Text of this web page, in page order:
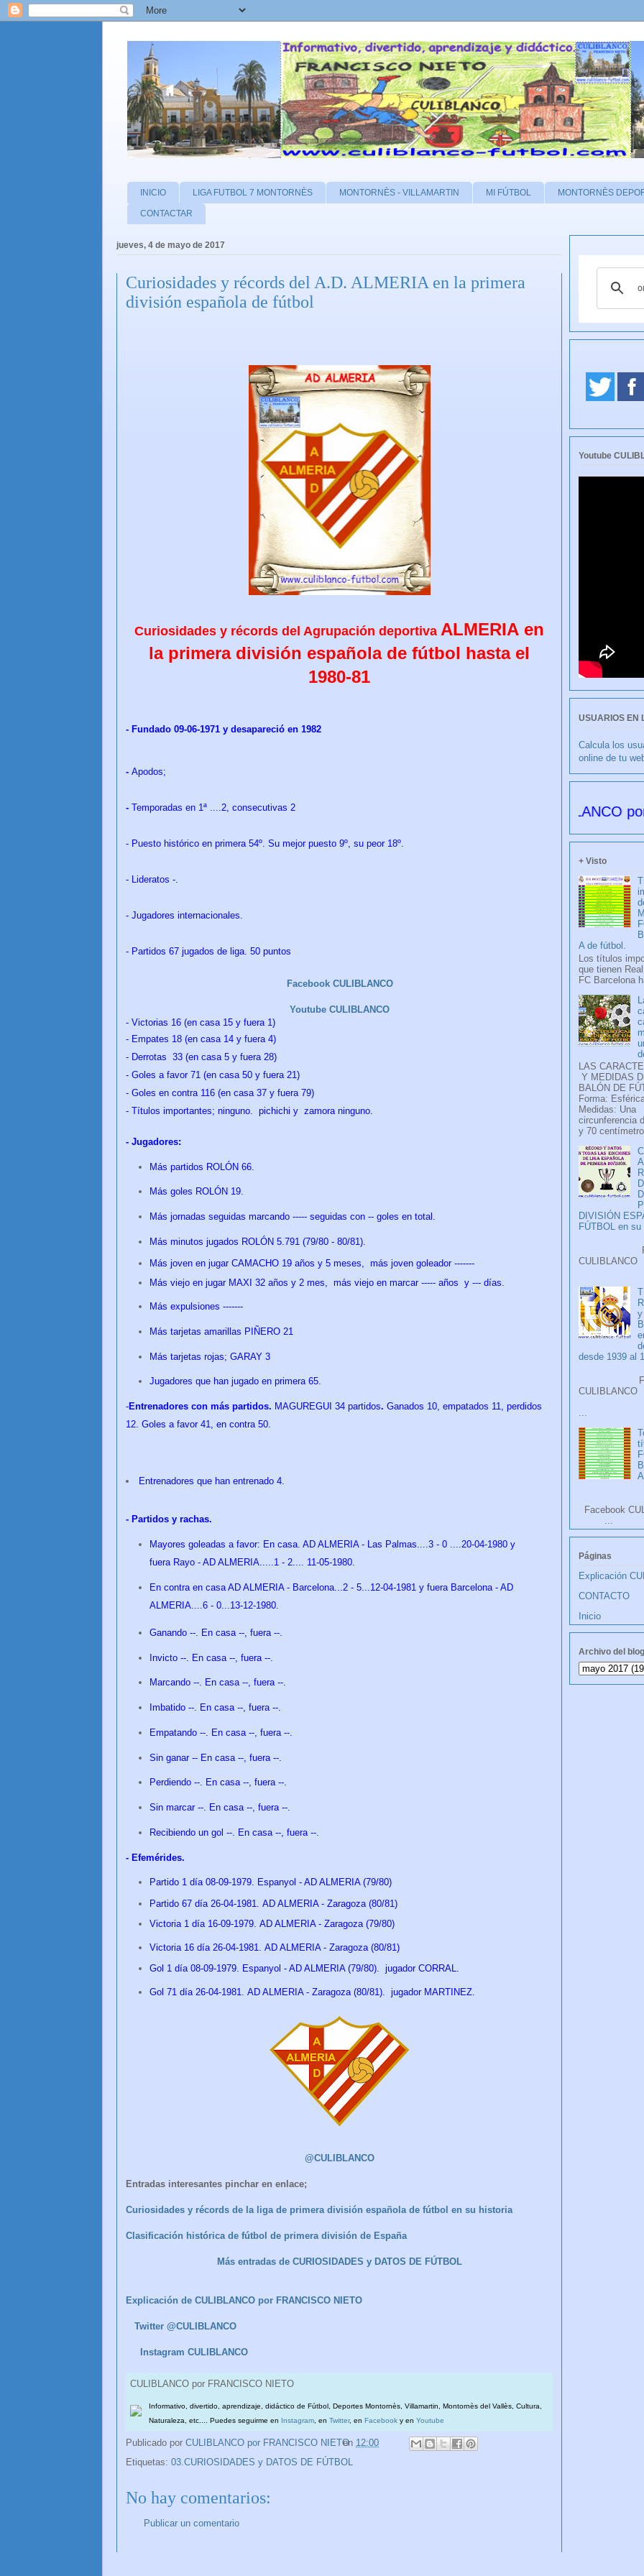
INICIO LIGA FUTBOL 7 MONTORNÈS MONTORNÈS - VILLAMARTIN MI FÚTBOL MONTORNÈS
CONTACTAR
jueves, 4 de mayo de 2017
Curiosidades y récords del A.D. ALMERIA en la primera
división española de fútbol
Curiosidades y récords del Agrupación deportiva ALMERIA en
la primera división española de fútbol hasta el
1980-81
- Fundado 09-06-1971 y desapareció en 1982
- Apodos;
- Temporadas en 1ª ....2, consecutivas 2
- Puesto histórico en primera 54º. Su mejor puesto 9º, su peor 18º.
- Lideratos -.
- Jugadores internacionales.
- Partidos 67 jugados de liga. 50 puntos
Facebook CULIBLANCO
Youtube CULIBLANCO
- Victorias 16 (en casa 15 y fuera 1)
- Empates 18 (en casa 14 y fuera 4)
- Derrotas 33 (en casa 5 y fuera 28)
- Goles a favor 71 (en casa 50 y fuera 21)
- Goles en contra 116 (en casa 37 y fuera 79)
- Títulos importantes; ninguno. pichichi y zamora ninguno.
- Jugadores:
Más partidos ROLÓN 66.
Más goles ROLÓN 19.
Más jornadas seguidas marcando ----- seguidas con -- goles en total.
Más minutos jugados ROLÓN 5.791 (79/80 - 80/81).
Más joven en jugar CAMACHO 19 años y 5 meses,
más joven goleador -------
Más viejo en jugar MAXI 32 años y 2 mes, más viejo en marcar ----- años y --- días.
Más expulsiones -------
Más tarjetas amarillas PIÑERO 21
Más tarjetas rojas; GARAY 3
Jugadores que han jugado en primera 65.
-Entrenadores con más partidos. MAGUREGUI 34 partidos. Ganados 10, empatados 11, perdidos
12. Goles a favor 41, en contra 50.
Entrenadores que han entrenado 4.
- Partidos y rachas.
Mayores goleadas a favor: En casa. AD ALMERIA - Las Palmas....3 - 0 ....20-04-1980 y
fuera Rayo - AD ALMERIA.....1 - 2.... 11-05-1980.
En contra en casa AD ALMERIA - Barcelona...2 - 5...12-04-1981 y fuera Barcelona - AD
ALMERIA....6 - 0...13-12-1980.
Ganando --. En casa --, fuera --.
Invicto --. En casa --, fuera --.
Marcando --. En casa --, fuera --.
Imbatido --. En casa --, fuera --.
Empatando --. En casa --, fuera --.
Sin ganar -- En casa --, fuera --.
Perdiendo --. En casa --, fuera --.
Sin marcar --. En casa --, fuera --.
Recibiendo un gol --. En casa --, fuera --.
- Efemérides.
Partido 1 día 08-09-1979. Espanyol - AD ALMERIA (79/80)
Partido 67 día 26-04-1981. AD ALMERIA - Zaragoza (80/81)
Victoria 1 día 16-09-1979. AD ALMERIA - Zaragoza (79/80)
Victoria 16 día 26-04-1981. AD ALMERIA - Zaragoza (80/81)
Gol 1 día 08-09-1979. Espanyol - AD ALMERIA (79/80). jugador CORRAL.
Gol 71 día 26-04-1981. AD ALMERIA - Zaragoza (80/81). jugador MARTINEZ.
@CULIBLANCO
Entradas interesantes pinchar en enlace;
Curiosidades y récords de la liga de primera división española de fútbol en su historia
Clasificación histórica de fútbol de primera división de España
Más entradas de CURIOSIDADES y DATOS DE FÚTBOL
Explicación de CULIBLANCO por FRANCISCO NIETO
Twitter @CULIBLANCO
Instagram CULIBLANCO
CULIBLANCO por FRANCISCO NIETO
Informativo, divertido, aprendizaje, didáctico de Fútbol, Deportes Montornès, Villamartin, Montornès del Vallès, Cultura,
Naturaleza, etc.... Puedes seguirme en
Instagram, en Twitter, en Facebook y en Youtube
Publicado por CULIBLANCO por FRANCISCO NIETO
en 12:00
Etiquetas: 03.CURIOSIDADES y DATOS DE FÚTBOL
No hay comentarios:
Publicar un comentario
Youtube
USUARIOS EN
Calcula los
online de tu
CULIBLANCO por
+ Visto
A de fútbol.
Los títulos
que tienen
FC Barcelona
LAS
Y MEDIDAS
BALÓN DE
Forma:
Medidas: Una
circunferencia
y 70
DIVISIÓN
FÚTBOL en su
y
desde 1939 al
Facebook
...
Páginas
Explicación
CONTACTO
Inicio
Archivo del blog